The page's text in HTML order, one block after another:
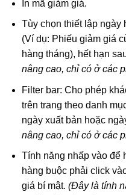
In mã giảm giá.
Tùy chọn thiết lập ngày
(Ví dụ: Phiếu giảm giá
hàng tháng), hết hạn
nâng cao, chỉ có ở các
Filter bar: Cho phép
trên trang theo danh
ngày xuất bản hoặc
nâng cao, chỉ có ở các
Tính năng nhấp vào để
hàng buộc phải click
giá bí mật. (Đây là tính